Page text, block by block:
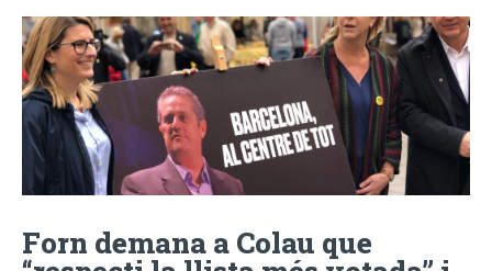
Forn demana a Colau que